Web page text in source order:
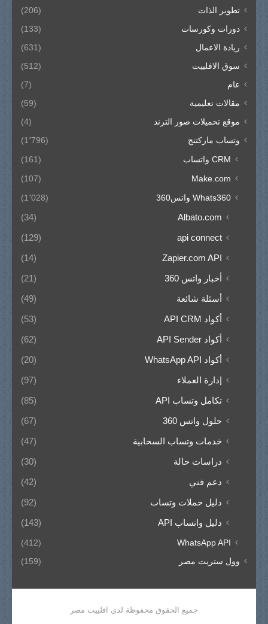
تطوير الذات (206)
دورات وكورسات (133)
ريادة الاعمال (631)
سوق الافلييت (512)
عام (7)
مقالات تعليمية (59)
موقع تحميلات صور الترند (4)
وتساب ماركتنج (1٬796)
CRM واتساب
(161)
Make.com
(107)
Whats360 واتس360
(1٬028)
Albato.com
(34)
api connect
(129)
Zapier.com API
(14)
أخبار واتس 360
(21)
أسئلة شائعة
(49)
أكواد API CRM
(53)
أكواد API Sender
(62)
أكواد WhatsApp API
(20)
إدارة العملاء
(97)
تكامل وتساب API
(85)
حلول واتس 360
(67)
خدمات وتساب السحابية
(47)
دراسات حالة
(30)
دعم فني
(42)
دليل حملات وتساب
(92)
دليل واتساب API
(143)
WhatsApp API
(412)
وول ستريت مصر (159)
جميع الحقوق محفوظة لدي افلييت مصر